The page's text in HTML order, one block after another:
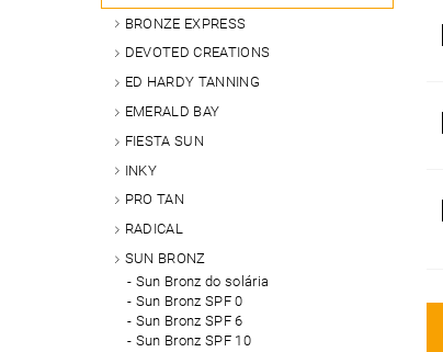
BRONZE EXPRESS
DEVOTED CREATIONS
ED HARDY TANNING
EMERALD BAY
FIESTA SUN
INKY
PRO TAN
RADICAL
SUN BRONZ
Sun Bronz do solária
Sun Bronz SPF 0
Sun Bronz SPF 6
Sun Bronz SPF 10